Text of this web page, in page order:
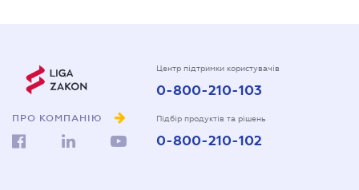
ПРО КОМПАНІЮ
Центр підтримки користувачів
0-800-210-103
Підбір продуктів та рішень
0-800-210-102